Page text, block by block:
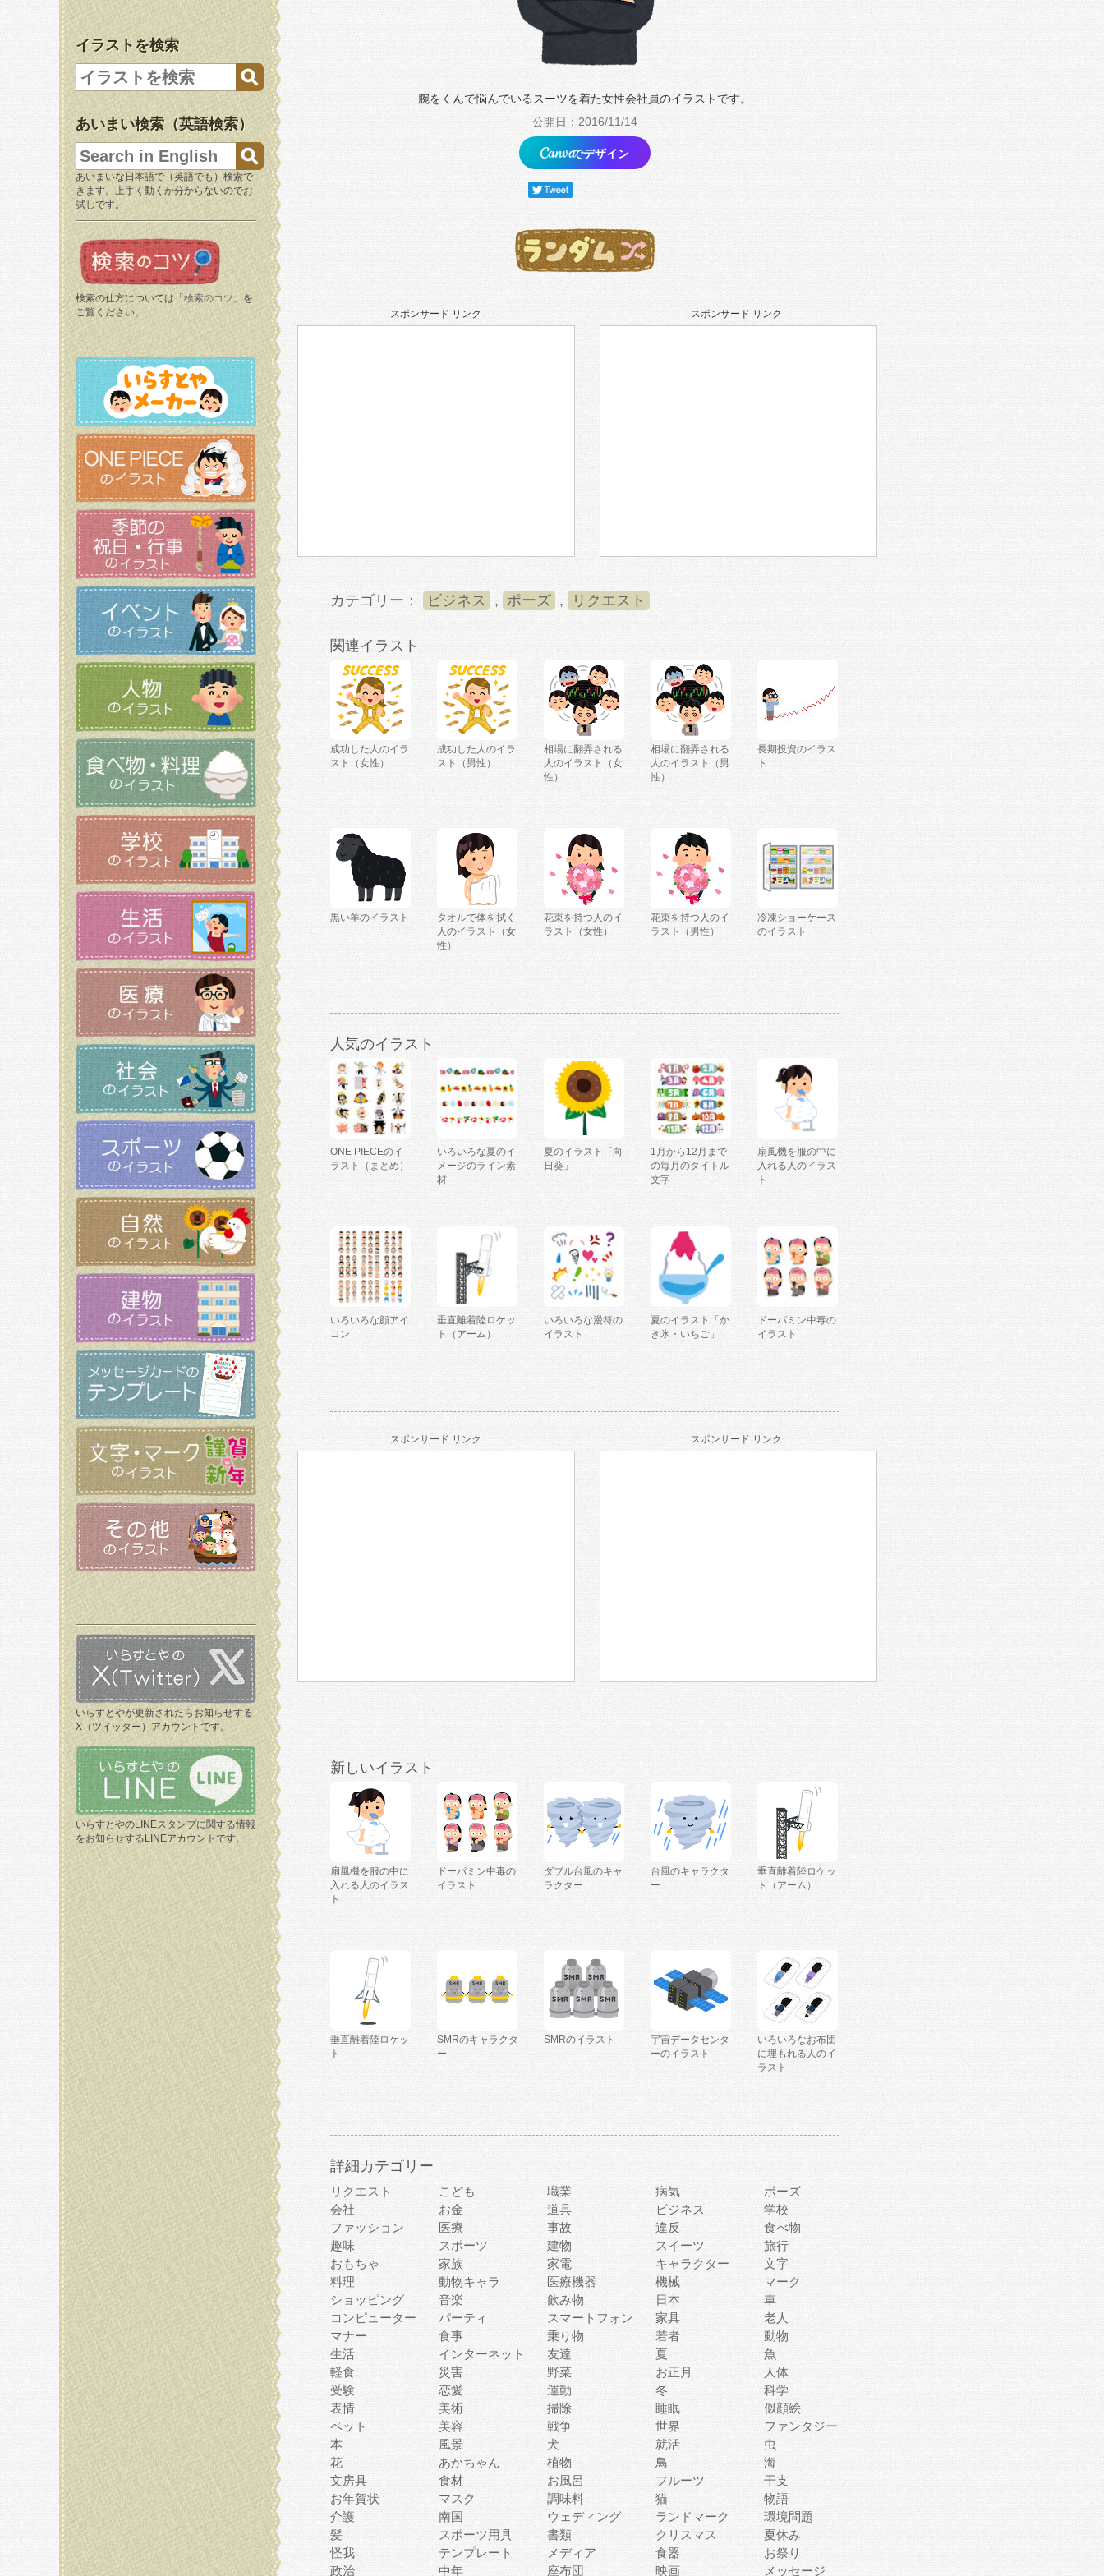
イラストを検索
あいまい検索（英語検索）
あいまいな日本語で（英語でも）検索で
きます。上手く動くか分からないのでお
試しです。
検索の仕方については「 検索のコツ 」を
ご覧ください。
いらすとやが更新されたらお知らせする
X（ツイッター）アカウントです。
いらすとやのLINEスタンプに関する情報
をお知らせするLINEアカウントです。
腕をくんで悩んでいるスーツを着た女性会社員のイラストです。
公開日：2016/11/14
でデザイン
スポンサード リンク スポンサード リンク
カテゴリー： ビジネス , ポーズ , リクエスト
関連イラスト
成功した人のイラ
スト（女性）
成功した人のイラ
スト（男性）
相場に翻弄される
人のイラスト（女
性）
相場に翻弄される
人のイラスト（男
性）
長期投資のイラス
ト
黒い羊のイラスト
タオルで体を拭く
人のイラスト（女
性）
花束を持つ人のイ
ラスト（女性）
花束を持つ人のイ
ラスト（男性）
冷凍ショーケース
のイラスト
人気のイラスト
ONE PIECEのイ
ラスト（まとめ）
いろいろな夏のイ
メージのライン素
材
夏のイラスト「向
日葵」
1月から12月まで
の毎月のタイトル
文字
扇風機を服の中に
入れる人のイラス
ト
いろいろな顔アイ
コン
垂直離着陸ロケッ
ト（アーム）
いろいろな漫符の
イラスト
夏のイラスト「か
き氷・いちご」
ドーパミン中毒の
イラスト
スポンサード リンク スポンサード リンク
新しいイラスト
扇風機を服の中に
入れる人のイラス
ト
ドーパミン中毒の
イラスト
ダブル台風のキャ
ラクター
台風のキャラクタ
ー
垂直離着陸ロケッ
ト（アーム）
垂直離着陸ロケッ
ト
SMRのキャラクタ
ー
SMRのイラスト
宇宙データセンタ
ーのイラスト
いろいろなお布団
に埋もれる人のイ
ラスト
詳細カテゴリー
リクエスト こども 職業 病気
ポーズ
会社
お金 道具 ビジネス
学校
ファッション
医療 事故 違反
食べ物
趣味
スポーツ 建物 スイーツ
旅行
おもちゃ
家族 家電 キャラクター
文字
料理
動物キャラ 医療機器 機械
マーク
ショッピング
音楽 飲み物 日本
車
コンピューター
パーティ スマートフォン 家具
老人
マナー
食事 乗り物 若者
動物
生活
インターネット 友達 夏
魚
軽食
災害 野菜 お正月
人体
受験
恋愛 運動 冬
科学
表情
美術 掃除 睡眠
似顔絵
ペット
美容 戦争 世界
ファンタジー
本
風景 犬 就活
虫
花
あかちゃん 植物 鳥
海
文房具
食材 お風呂 フルーツ
干支
お年賀状
マスク 調味料 猫
物語
介護
南国 ウェディング ランドマーク
環境問題
髪
スポーツ用具 書類 クリスマス
夏休み
怪我
テンプレート メディア 食器
お祭り
政治
中年 座布団 映画 メッセージ